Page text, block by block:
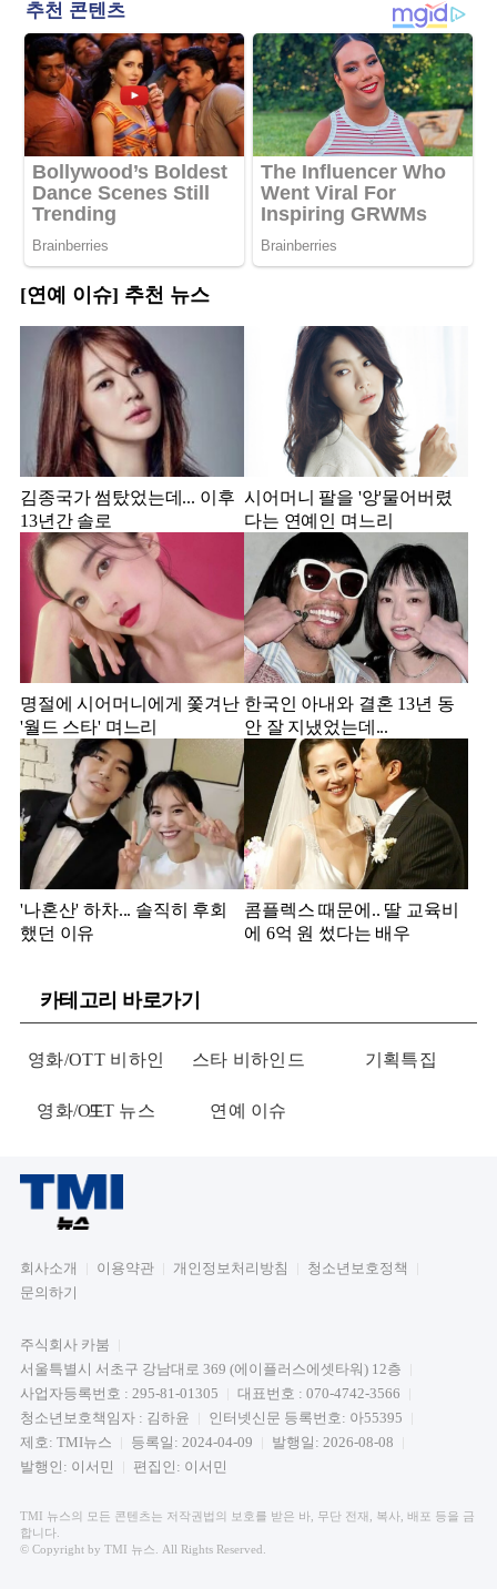
[연예 이슈] 추천 뉴스
김종국가 썸탔었는데... 이후
13년간 솔로
시어머니 팔을 '앙'물어버렸
다는 연예인 며느리
명절에 시어머니에게 쫓겨난
'월드 스타' 며느리
한국인 아내와 결혼 13년 동
안 잘 지냈었는데...
'나혼산' 하차... 솔직히 후회
했던 이유
콤플렉스 때문에.. 딸 교육비
에 6억 원 썼다는 배우
카테고리 바로가기
영화/OTT 비하인
드
스타 비하인드 기획특집
영화/OTT 뉴스 연예 이슈
회사소개 이용약관 개인정보처리방침
청소년보호정책
문의하기
주식회사 카붐
서울특별시 서초구 강남대로 369 (에이플러스에셋타워) 12층
사업자등록번호 : 295-81-01305
대표번호 : 070-4742-3566
청소년보호책임자 : 김하윤
인터넷신문 등록번호: 아55395
제호: TMI뉴스
등록일: 2024-04-09
발행일: 2026-08-08
발행인: 이서민
편집인: 이서민
TMI 뉴스의 모든 콘텐츠는 저작권법의 보호를 받은 바, 무단 전재, 복사, 배포 등을 금
합니다.
© Copyright by TMI 뉴스. All Rights Reserved.